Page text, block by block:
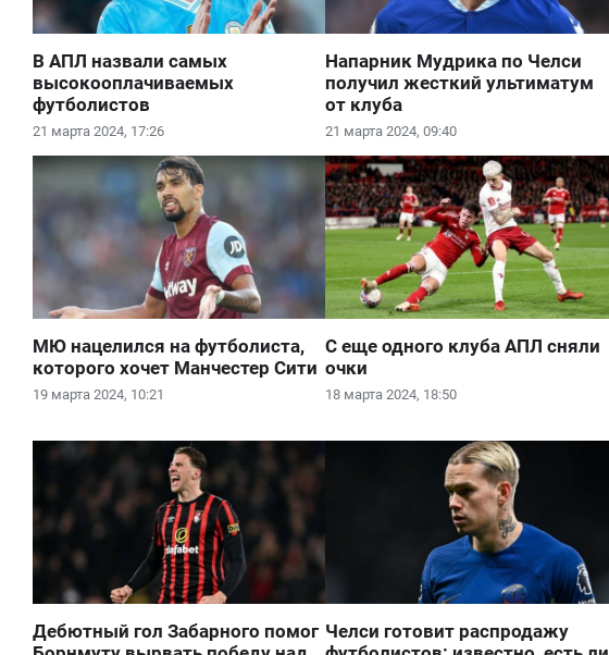
21 марта 2024, 17:26
В АПЛ назвали самых
высокооплачиваемых
футболистов
21 марта 2024, 09:40
Напарник Мудрика по Челси
получил жесткий ультиматум
от клуба
19 марта 2024, 10:21
МЮ нацелился на футболиста,
которого хочет Манчестер Сити
18 марта 2024, 18:50
С еще одного клуба АПЛ сняли
очки
Дебютный гол Забарного помог Челси готовит распродажу